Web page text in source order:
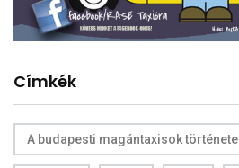
Címkék
A budapesti magántaxisok története